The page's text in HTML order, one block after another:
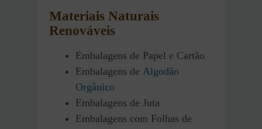
Materiais Naturais
Renováveis
Embalagens de Papel e Cartão
Embalagens de Algodão
Orgânico
Embalagens de Juta
Embalagens com Folhas de